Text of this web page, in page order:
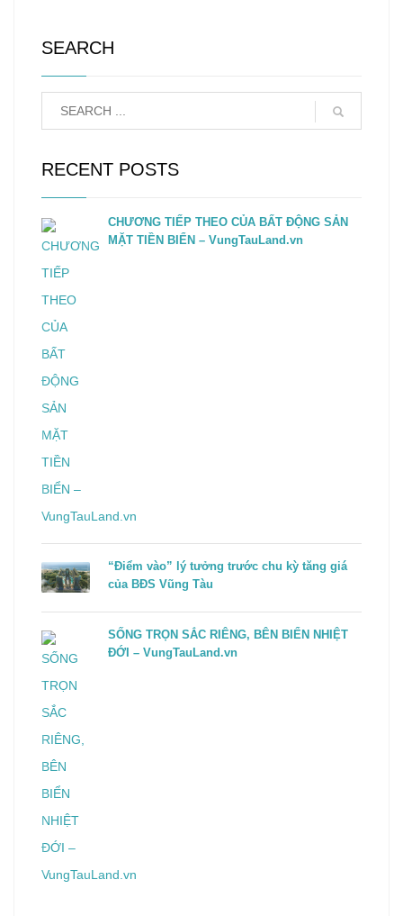
SEARCH
RECENT POSTS
CHƯƠNG TIẾP THEO CỦA BẤT ĐỘNG SẢN
MẶT TIỀN BIỂN – VungTauLand.vn
“Điểm vào” lý tưởng trước chu kỳ tăng giá
của BĐS Vũng Tàu
SỐNG TRỌN SẮC RIÊNG, BÊN BIỂN NHIỆT
ĐỚI – VungTauLand.vn